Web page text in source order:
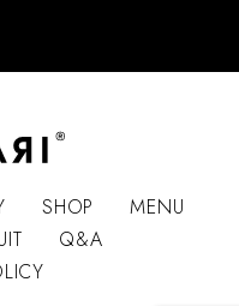
SHOP
MENU
Q&A